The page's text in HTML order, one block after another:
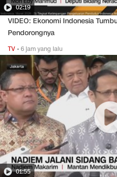
02:19
VIDEO: Ekonomi Indonesia
Pendorongnya
TV •6 jam yang lalu
01:55